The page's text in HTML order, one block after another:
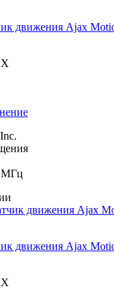
движения Ajax
МГц
движения Ajax